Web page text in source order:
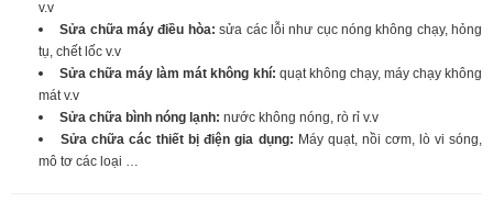
v.v
Sửa chữa máy điều hòa: sửa các lỗi như cục nóng không chạy, hỏng
tụ, chết lốc v.v
Sửa chữa máy làm mát không khí: quạt không chạy, máy chạy không
mát v.v
Sửa chữa bình nóng lạnh: nước không nóng, rò rỉ v.v
Sửa chữa các thiết bị điện gia dụng: Máy quạt, nồi cơm, lò vi sóng,
mô tơ các loại …